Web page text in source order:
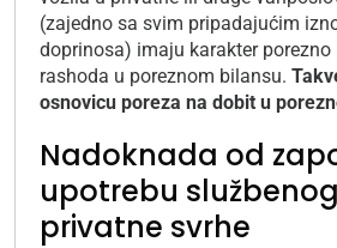
(zajedno sa svim pripadajućim
doprinosa) imaju karakter porezno
rashoda u poreznom bilansu.
osnovicu poreza na dobit u
Nadoknada od
upotrebu
privatne svrhe